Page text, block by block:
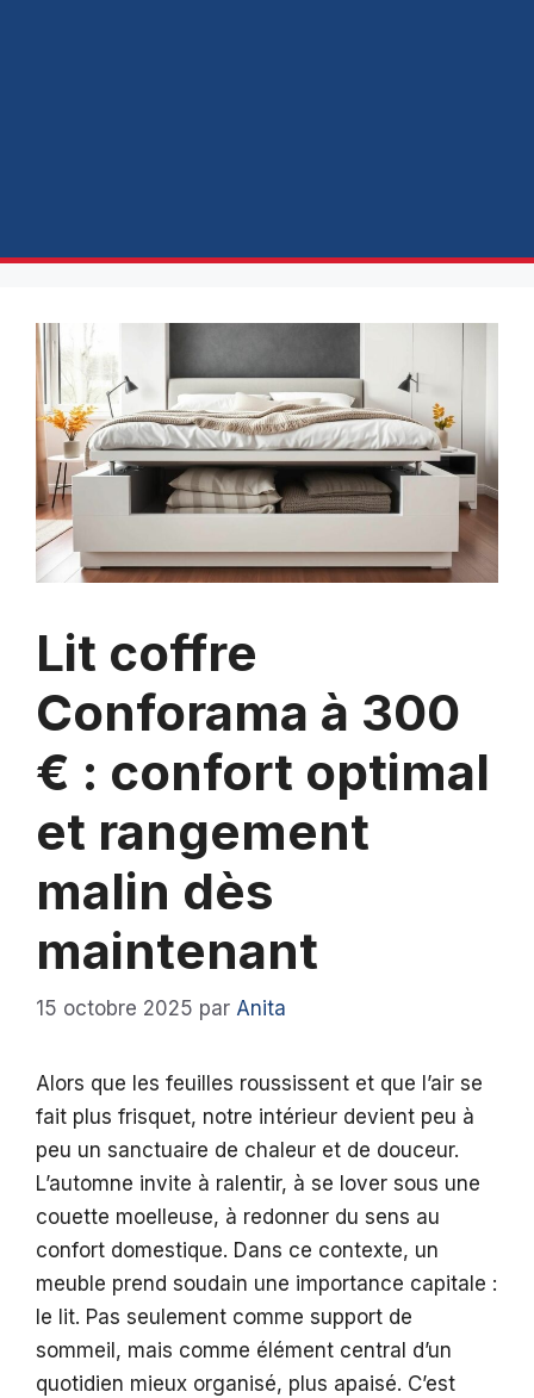
Lit coffre
Conforama à 300
€ : confort optimal
et rangement
malin dès
maintenant
15 octobre 2025 par Anita
Alors que les feuilles roussissent et que l’air se
fait plus frisquet, notre intérieur devient peu à
peu un sanctuaire de chaleur et de douceur.
L’automne invite à ralentir, à se lover sous une
couette moelleuse, à redonner du sens au
confort domestique. Dans ce contexte, un
meuble prend soudain une importance capitale :
le lit. Pas seulement comme support de
sommeil, mais comme élément central d’un
quotidien mieux organisé, plus apaisé. C’est